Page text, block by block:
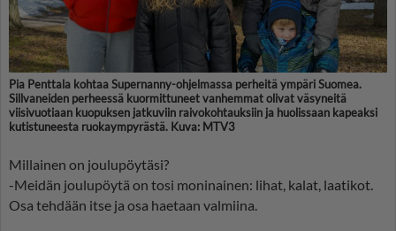
Pia Penttala kohtaa Supernanny-ohjelmassa perheitä ympäri Suomea.
Sillvaneiden perheessä kuormittuneet vanhemmat olivat väsyneitä
viisivuotiaan kuopuksen jatkuviin raivokohtauksiin ja huolissaan kapeaksi
kutistuneesta ruokaympyrästä. Kuva: MTV3
Millainen on joulupöytäsi?
-Meidän joulupöytä on tosi moninainen: lihat, kalat, laatikot.
Osa tehdään itse ja osa haetaan valmiina.